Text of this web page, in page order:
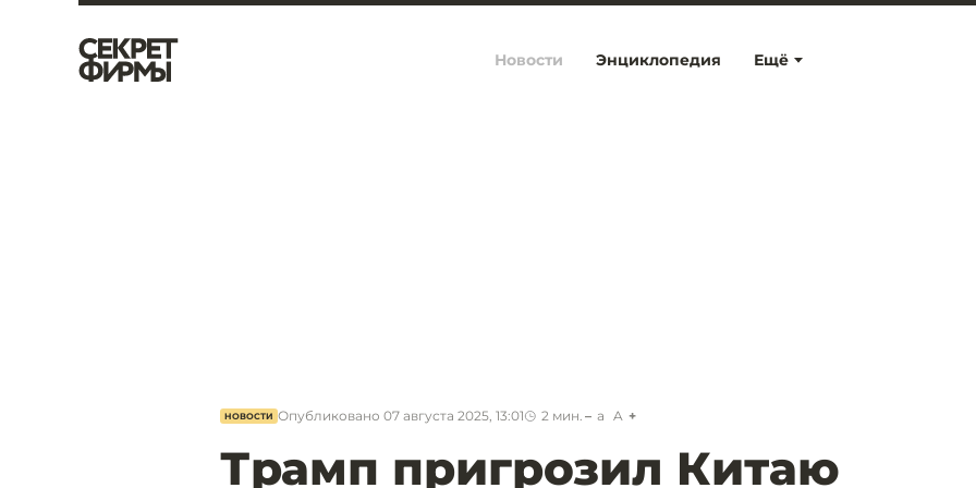
Ещё
Новости Энциклопедия
НОВОСТИ Опубликовано 07 августа 2025, 13:01 2 мин. a A
Трамп пригрозил Китаю